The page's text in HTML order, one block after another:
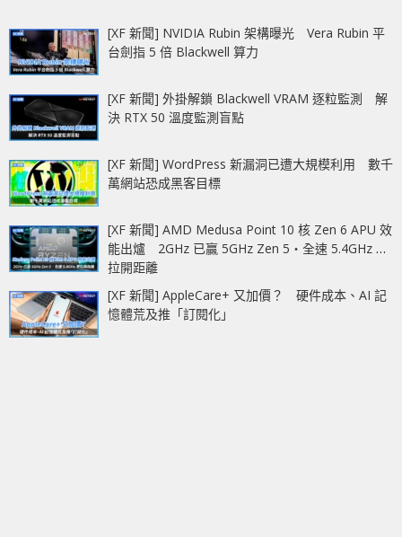
[XF 新聞] NVIDIA Rubin 架構曝光 Vera Rubin 平
台劍指 5 倍 Blackwell 算力
[XF 新聞] 外掛解鎖 Blackwell VRAM 逐粒監測 解
決 RTX 50 溫度監測盲點
[XF 新聞] WordPress 新漏洞已遭大規模利用 數千
萬網站恐成黑客目標
[XF 新聞] AMD Medusa Point 10 核 Zen 6 APU 效
能出爐 2GHz 已贏 5GHz Zen 5‧全速 5.4GHz 更
拉開距離
[XF 新聞] AppleCare+ 又加價？ 硬件成本、AI 記
憶體荒及推「訂閱化」